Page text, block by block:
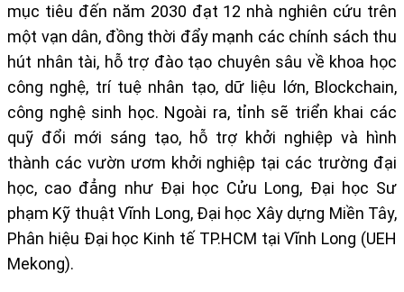
mục tiêu đến năm 2030 đạt 12 nhà nghiên cứu trên
một vạn dân, đồng thời đẩy mạnh các chính sách thu
hút nhân tài, hỗ trợ đào tạo chuyên sâu về khoa học
công nghệ, trí tuệ nhân tạo, dữ liệu lớn, Blockchain,
công nghệ sinh học. Ngoài ra, tỉnh sẽ triển khai các
quỹ đổi mới sáng tạo, hỗ trợ khởi nghiệp và hình
thành các vườn ươm khởi nghiệp tại các trường đại
học, cao đẳng như Đại học Cửu Long, Đại học Sư
phạm Kỹ thuật Vĩnh Long, Đại học Xây dựng Miền Tây,
Phân hiệu Đại học Kinh tế TP.HCM tại Vĩnh Long (UEH
Mekong).